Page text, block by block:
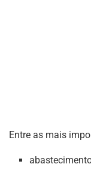
Entre as mais